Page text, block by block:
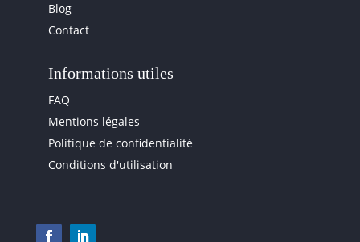
Blog
Contact
Informations utiles
FAQ
Mentions légales
Politique de confidentialité
Conditions d'utilisation